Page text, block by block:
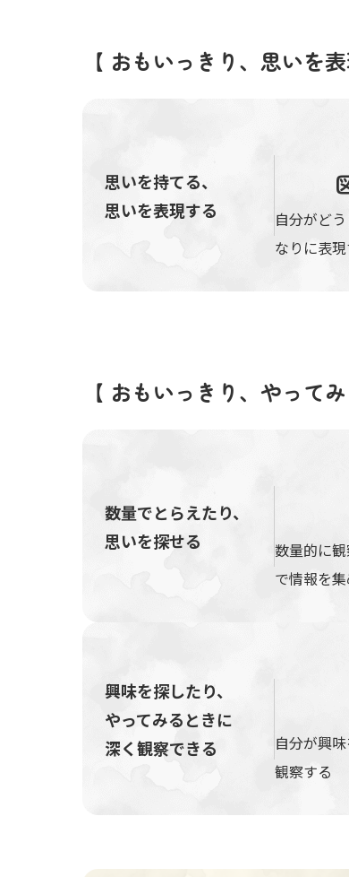
【 おもいっきり、思いを
思いを持てる、
思いを表現する
自分がど
なりに表
【 おもいっきり、やって
数量でとらえたり、
思いを探せる
数量的に
で情報を
興味を探したり、
やってみるときに
深く観察できる
自分が興
観察する